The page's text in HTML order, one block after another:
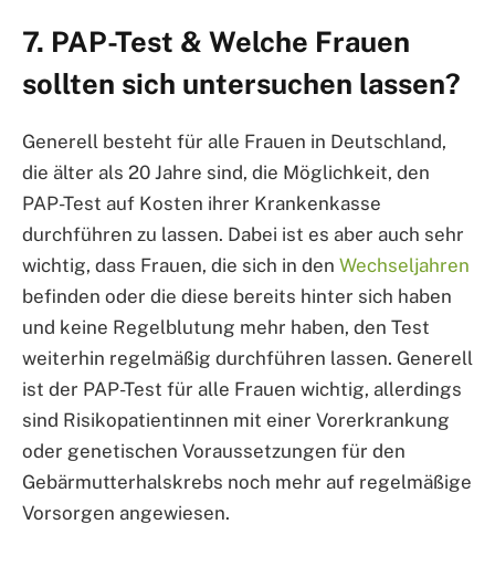
7. PAP-Test & Welche Frauen
sollten sich untersuchen lassen?
Generell besteht für alle Frauen in Deutschland,
die älter als 20 Jahre sind, die Möglichkeit, den
PAP-Test auf Kosten ihrer Krankenkasse
durchführen zu lassen. Dabei ist es aber auch sehr
wichtig, dass Frauen, die sich in den Wechseljahren
befinden oder die diese bereits hinter sich haben
und keine Regelblutung mehr haben, den Test
weiterhin regelmäßig durchführen lassen. Generell
ist der PAP-Test für alle Frauen wichtig, allerdings
sind Risikopatientinnen mit einer Vorerkrankung
oder genetischen Voraussetzungen für den
Gebärmutterhalskrebs noch mehr auf regelmäßige
Vorsorgen angewiesen.